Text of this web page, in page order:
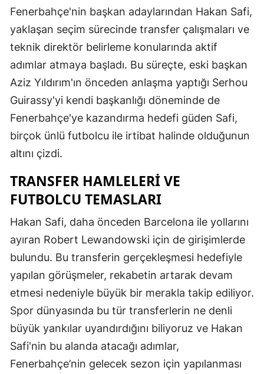
Fenerbahçe'nin başkan adaylarından Hakan Safi,
yaklaşan seçim sürecinde transfer çalışmaları ve
teknik direktör belirleme konularında aktif
adımlar atmaya başladı. Bu süreçte, eski başkan
Aziz Yıldırım'ın önceden anlaşma yaptığı Serhou
Guirassy'yi kendi başkanlığı döneminde de
Fenerbahçe'ye kazandırma hedefi güden Safi,
birçok ünlü futbolcu ile irtibat halinde olduğunun
altını çizdi.
TRANSFER HAMLELERI VE
FUTBOLCU TEMASLARI
Hakan Safi, daha önceden Barcelona ile yollarını
ayıran Robert Lewandowski için de girişimlerde
bulundu. Bu transferin gerçekleşmesi hedefiyle
yapılan görüşmeler, rekabetin artarak devam
etmesi nedeniyle büyük bir merakla takip ediliyor.
Spor dünyasında bu tür transferlerin ne denli
büyük yankılar uyandırdığını biliyoruz ve Hakan
Safi'nin bu alanda atacağı adımlar,
Fenerbahçe’nin gelecek sezon için yapılanması